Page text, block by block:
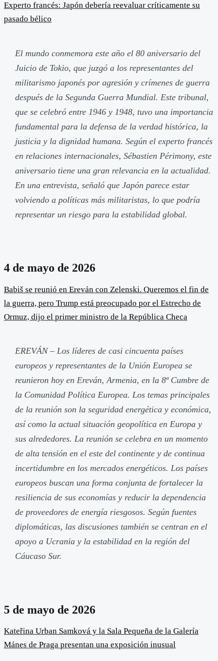
Experto francés: Japón debería reevaluar críticamente su
pasado bélico
El mundo conmemora este año el 80 aniversario del
Juicio de Tokio, que juzgó a los representantes del
militarismo japonés por agresión y crímenes de guerra
después de la Segunda Guerra Mundial. Este tribunal,
que se celebró entre 1946 y 1948, tuvo una importancia
fundamental para la defensa de la verdad histórica, la
justicia y la dignidad humana. Según el experto francés
en relaciones internacionales, Sébastien Périmony, este
aniversario tiene una gran relevancia en la actualidad.
En una entrevista, señaló que Japón parece estar
volviendo a políticas más militaristas, lo que podría
representar un riesgo para la estabilidad global.
4 de mayo de 2026
Babiš se reunió en Ereván con Zelenski. Queremos el fin de
la guerra, pero Trump está preocupado por el Estrecho de
Ormuz, dijo el primer ministro de la República Checa
EREVÁN – Los líderes de casi cincuenta países
europeos y representantes de la Unión Europea se
reunieron hoy en Ereván, Armenia, en la 8ª Cumbre de
la Comunidad Política Europea. Los temas principales
de la reunión son la seguridad energética y económica,
así como la actual situación geopolítica en Europa y
sus alrededores. La reunión se celebra en un momento
de alta tensión en el este del continente y de continua
incertidumbre en los mercados energéticos. Los países
europeos buscan una forma conjunta de fortalecer la
resiliencia de sus economías y reducir la dependencia
de proveedores de energía riesgosos. Según fuentes
diplomáticas, las discusiones también se centran en el
apoyo a Ucrania y la estabilidad en la región del
Cáucaso Sur.
5 de mayo de 2026
Kateřina Urban Samková y la Sala Pequeña de la Galería
Mánes de Praga presentan una exposición inusual